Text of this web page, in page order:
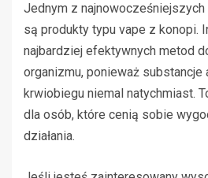
Jednym z
są produkty typu vape z konopi.
najbardziej efektywnych metod
organizmu, ponieważ substancje
krwiobiegu niemal natychmiast.
dla osób, które cenią sobie
działania.